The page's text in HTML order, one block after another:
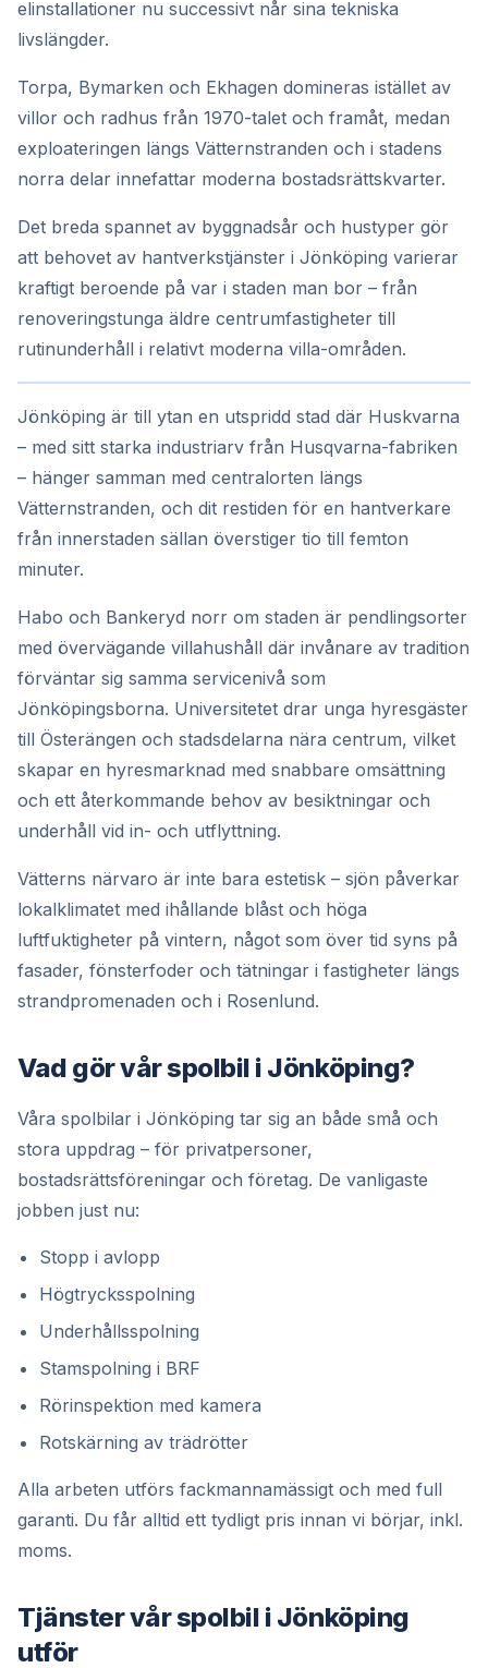
elinstallationer nu successivt når sina tekniska
livslängder.
Torpa, Bymarken och Ekhagen domineras istället av
villor och radhus från 1970-talet och framåt, medan
exploateringen längs Vätternstranden och i stadens
norra delar innefattar moderna bostadsrättskvarter.
Det breda spannet av byggnadsår och hustyper gör
att behovet av hantverkstjänster i Jönköping varierar
kraftigt beroende på var i staden man bor – från
renoveringstunga äldre centrumfastigheter till
rutinunderhåll i relativt moderna villa-områden.
Jönköping är till ytan en utspridd stad där Huskvarna
– med sitt starka industriarv från Husqvarna-fabriken
– hänger samman med centralorten längs
Vätternstranden, och dit restiden för en hantverkare
från innerstaden sällan överstiger tio till femton
minuter.
Habo och Bankeryd norr om staden är pendlingsorter
med övervägande villahushåll där invånare av tradition
förväntar sig samma servicenivå som
Jönköpingsborna. Universitetet drar unga hyresgäster
till Österängen och stadsdelarna nära centrum, vilket
skapar en hyresmarknad med snabbare omsättning
och ett återkommande behov av besiktningar och
underhåll vid in- och utflyttning.
Vätterns närvaro är inte bara estetisk – sjön påverkar
lokalklimatet med ihållande blåst och höga
luftfuktigheter på vintern, något som över tid syns på
fasader, fönsterfoder och tätningar i fastigheter längs
strandpromenaden och i Rosenlund.
Vad gör vår spolbil i Jönköping?
Våra spolbilar i Jönköping tar sig an både små och
stora uppdrag – för privatpersoner,
bostadsrättsföreningar och företag. De vanligaste
jobben just nu:
Stopp i avlopp
Högtrycksspolning
Underhållsspolning
Stamspolning i BRF
Rörinspektion med kamera
Rotskärning av trädrötter
Alla arbeten utförs fackmannamässigt och med full
garanti. Du får alltid ett tydligt pris innan vi börjar, inkl.
moms.
Tjänster vår spolbil i Jönköping
utför